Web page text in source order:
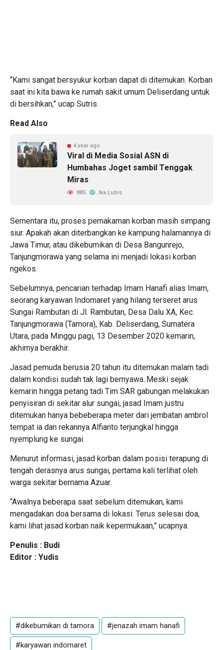
“Kami sangat bersyukur korban dapat di ditemukan. Korban
saat ini kita bawa ke rumah sakit umum Deliserdang untuk
di bersihkan,” ucap Sutris.
Read Also
4 year ago
Viral di Media Sosial ASN di
Humbahas Joget sambil Tenggak
Miras
885 Ika Lubis
Sementara itu, proses pemakaman korban masih simpang
siur. Apakah akan diterbangkan ke kampung halamannya di
Jawa Timur, atau dikebumikan di Desa Bangunrejo,
Tanjungmorawa yang selama ini menjadi lokasi korban
ngekos.
Sebelumnya, pencarian terhadap Imam Hanafi alias Imam,
seorang karyawan Indomaret yang hilang terseret arus
Sungai Rambutan di Jl. Rambutan, Desa Dalu XA, Kec.
Tanjungmorawa (Tamora), Kab. Deliserdang, Sumatera
Utara, pada Minggu pagi, 13 Desember 2020 kemarin,
akhirnya berakhir.
Jasad pemuda berusia 20 tahun itu ditemukan malam tadi
dalam kondisi sudah tak lagi bernyawa..Meski sejak
kemarin hingga petang tadi Tim SAR gabungan melakukan
penyisiran di sekitar alur sungai, jasad Imam justru
ditemukan hanya bebeberapa meter dari jembatan ambrol
tempat ia dan rekannya Alfianto terjungkal hingga
nyemplung ke sungai.
Menurut informasi, jasad korban dalam posisi terapung di
tengah derasnya arus sungai, pertama kali terlihat oleh
warga sekitar bernama Azuar.
“Awalnya beberapa saat sebelum ditemukan, kami
mengadakan doa bersama di lokasi. Terus selesai doa,
kami lihat jasad korban naik kepermukaan,” ucapnya.
Penulis : Budi
Editor : Yudis
#dikebumikan di tamora #jenazah imam hanafi
#karyawan indomaret